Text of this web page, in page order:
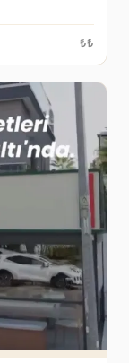
₺₺